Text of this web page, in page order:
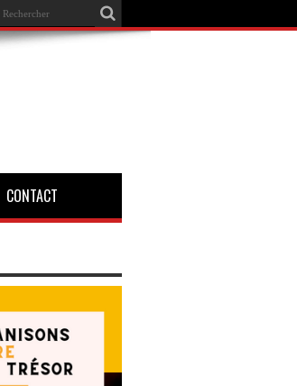
CONTACT